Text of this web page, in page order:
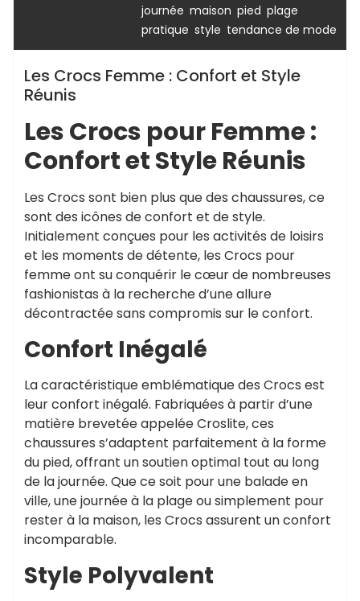
journée maison pied plage
pratique style tendance de mode
Les Crocs Femme : Confort et Style
Réunis
Les Crocs pour Femme :
Confort et Style Réunis
Les Crocs sont bien plus que des chaussures, ce
sont des icônes de confort et de style.
Initialement conçues pour les activités de loisirs
et les moments de détente, les Crocs pour
femme ont su conquérir le cœur de nombreuses
fashionistas à la recherche d’une allure
décontractée sans compromis sur le confort.
Confort Inégalé
La caractéristique emblématique des Crocs est
leur confort inégalé. Fabriquées à partir d’une
matière brevetée appelée Croslite, ces
chaussures s’adaptent parfaitement à la forme
du pied, offrant un soutien optimal tout au long
de la journée. Que ce soit pour une balade en
ville, une journée à la plage ou simplement pour
rester à la maison, les Crocs assurent un confort
incomparable.
Style Polyvalent